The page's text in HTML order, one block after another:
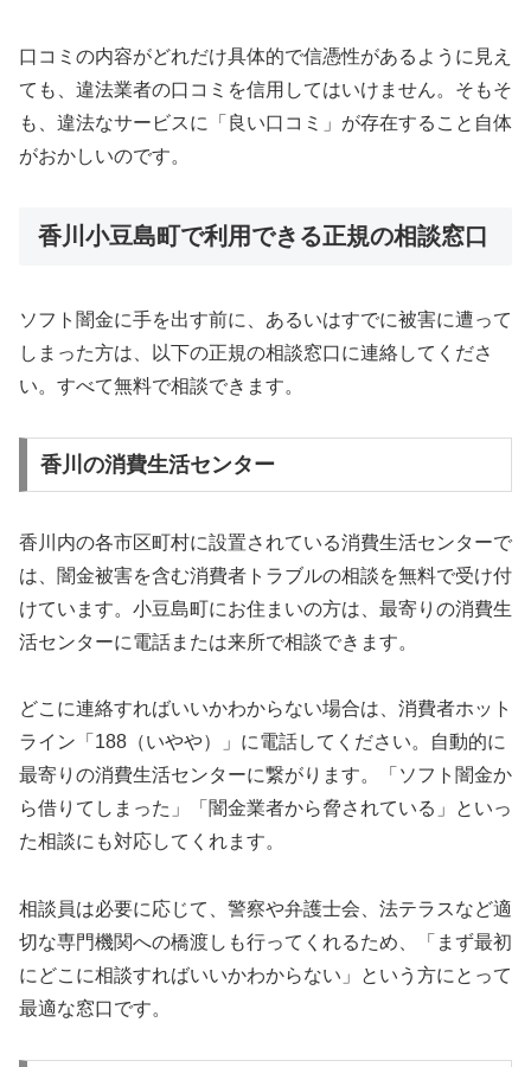
口コミの内容がどれだけ具体的で信憑性があるように見え
ても、違法業者の口コミを信用してはいけません。そもそ
も、違法なサービスに「良い口コミ」が存在すること自体
がおかしいのです。
香川小豆島町で利用できる正規の相談窓口
ソフト闇金に手を出す前に、あるいはすでに被害に遭って
しまった方は、以下の正規の相談窓口に連絡してくださ
い。すべて無料で相談できます。
香川の消費生活センター
香川内の各市区町村に設置されている消費生活センターで
は、闇金被害を含む消費者トラブルの相談を無料で受け付
けています。小豆島町にお住まいの方は、最寄りの消費生
活センターに電話または来所で相談できます。
どこに連絡すればいいかわからない場合は、消費者ホット
ライン「188（いやや）」に電話してください。自動的に
最寄りの消費生活センターに繋がります。「ソフト闇金か
ら借りてしまった」「闇金業者から脅されている」といっ
た相談にも対応してくれます。
相談員は必要に応じて、警察や弁護士会、法テラスなど適
切な専門機関への橋渡しも行ってくれるため、「まず最初
にどこに相談すればいいかわからない」という方にとって
最適な窓口です。